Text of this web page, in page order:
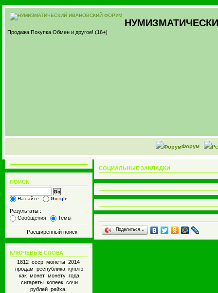
Продажа.Покупка.Обмен и другое! (16+)
Форум
ПОИСК
На сайте Google
Результаты :
Сообщения
Темы
Расширенный поиск
КЛЮЧЕВЫЕ СЛОВА
1812 ссср монеты 2014
продам республика куплю
как монет монету года
сигареты копеек сочи
рублей рейха
СОЦИАЛЬНЫЕ ЗАКЛАДКИ
Поделиться…